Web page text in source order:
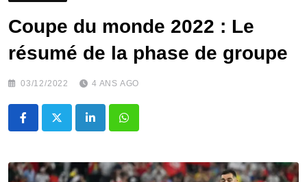
Coupe du monde 2022 : Le
résumé de la phase de groupe
03/12/2022 4 ANS AGO
LinkedInWhatsapp